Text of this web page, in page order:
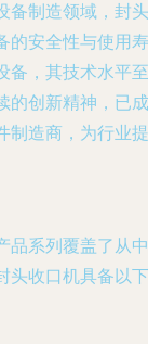
备制造领域，封头
的安全性与使用寿
备，其技术水平至
的创新精神，已成
制造商，为行业提
品系列覆盖了从中
头收口机具备以下